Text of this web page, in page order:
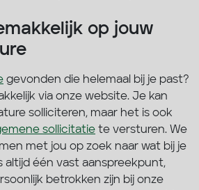
op jouw
gevonden die helemaal bij je past?
via onze website. Je kan
solliciteren, maar het is ook
sollicitatie te versturen. We
met jou op zoek naar wat bij je
altijd één vast aanspreekpunt,
betrokken zijn bij onze